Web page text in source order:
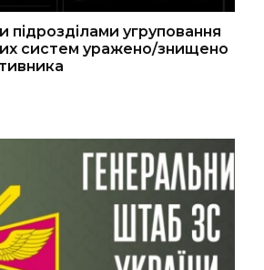
підрозділами угруповання
систем уражено/знищено